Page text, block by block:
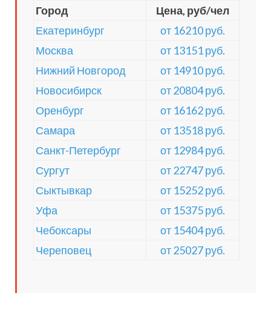
Город
Цена, руб/чел
Екатеринбург
от 16210 руб.
Москва
от 13151 руб.
Нижний Новгород
от 14910 руб.
Новосибирск
от 20804 руб.
Оренбург
от 16162 руб.
Самара
от 13518 руб.
Санкт-Петербург
от 12984 руб.
Сургут
от 22747 руб.
Сыктывкар
от 15252 руб.
Уфа
от 15375 руб.
Чебоксары
от 15404 руб.
Череповец
от 25027 руб.